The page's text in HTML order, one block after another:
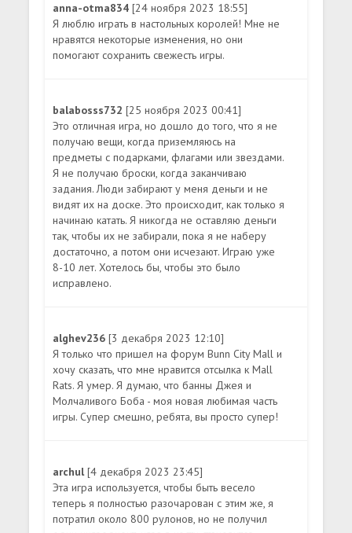
anna-otma834[24 ноября 2023 18:55]
Я люблю играть в настольных королей! Мне не
нравятся некоторые изменения, но они
помогают сохранить свежесть игры.
balabosss732[25 ноября 2023 00:41]
Это отличная игра, но дошло до того, что я не
получаю вещи, когда приземляюсь на
предметы с подарками, флагами или звездами.
Я не получаю броски, когда заканчиваю
задания. Люди забирают у меня деньги и не
видят их на доске. Это происходит, как только я
начинаю катать. Я никогда не оставляю деньги
так, чтобы их не забирали, пока я не наберу
достаточно, а потом они исчезают. Играю уже
8-10 лет. Хотелось бы, чтобы это было
исправлено.
alghev236[3 декабря 2023 12:10]
Я только что пришел на форум Bunn City Mall и
хочу сказать, что мне нравится отсылка к Mall
Rats. Я умер. Я думаю, что банны Джея и
Молчаливого Боба - моя новая любимая часть
игры. Супер смешно, ребята, вы просто супер!
archul[4 декабря 2023 23:45]
Эта игра используется, чтобы быть весело
теперь я полностью разочарован с этим же, я
потратил около 800 рулонов, но не получил